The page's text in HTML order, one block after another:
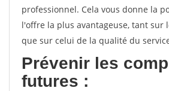
professionnel. Cela vous donne la
l'offre la plus avantageuse, tant sur
que sur celui de la qualité du
Prévenir les
futures :